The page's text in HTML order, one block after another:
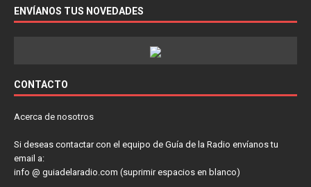
ENVÍANOS TUS NOVEDADES
CONTACTO
Acerca de nosotros
Si deseas contactar con el equipo de Guía de la Radio envíanos tu
email a:
info @ guiadelaradio.com (suprimir espacios en blanco)